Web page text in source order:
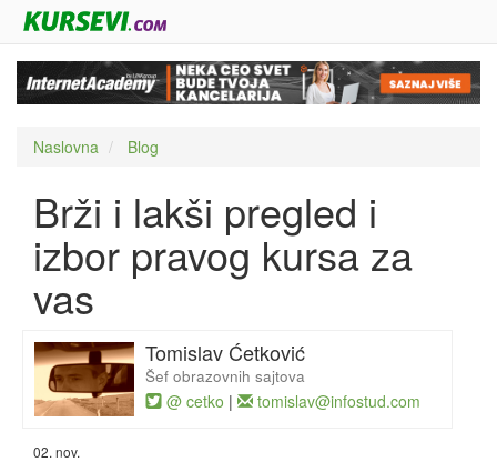
Naslovna Blog
Brži i lakši pregled i
izbor pravog kursa za
vas
Tomislav Ćetković
Šef obrazovnih sajtova
@ cetko | tomislav@infostud.com
02. nov.